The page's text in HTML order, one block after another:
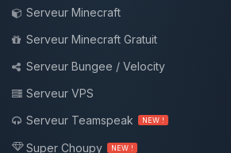
Serveur Minecraft
Serveur Minecraft Gratuit
Serveur Bungee / Velocity
Serveur VPS
Serveur Teamspeak
NEW !
Super Choupy NEW !